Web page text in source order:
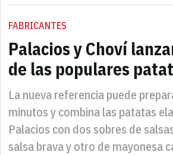
FABRICANTES
Palacios y Choví
de las populares
La nueva referencia puede
minutos y combina las patatas
Palacios con dos sobres de
salsa brava y otro de mayonesa